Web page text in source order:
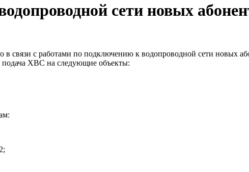
сети новых
связи с работами по подключению к водопроводной сети новых
подача ХВС на следующие объекты: